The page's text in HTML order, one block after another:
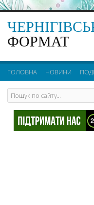
ФОРМАТ
ГОЛОВНА НОВИНИ